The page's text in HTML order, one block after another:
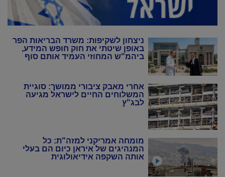
ניצחון לשקיפות: משרד הבריאות הפר
באופן שיטתי את חוק חופש המידע,
ביהמ"ש המחוזי העמיד אותם סוף
אחרי מאבק ציבורי ממושך: סוגיית
המשלוחים החיים לישראל מגיעה
לבג"ץ
מומחה אמריקני למזה"ת: כל
המנהיגים של איראן כיום הם בעלי
אותה השקפה אידיאולוגית